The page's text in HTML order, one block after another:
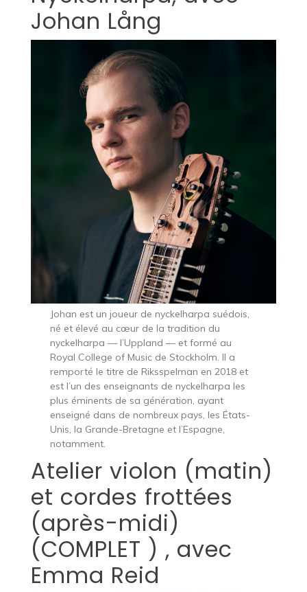
Johan Lång
Johan est un joueur de nyckelharpa suédois,
né et élevé au cœur de la tradition du
nyckelharpa — l’Uppland — et formé au
Royal College of Music de Stockholm. Il a
remporté le titre de Riksspelman en 2018 et
est l’un des enseignants de nyckelharpa les
plus éminents de sa génération, ayant
enseigné dans de nombreux pays, les États-
Unis, la Grande-Bretagne et l’Espagne,
notamment.
Atelier violon (matin)
et cordes frottées
(après-midi)
(COMPLET ) , avec
Emma Reid